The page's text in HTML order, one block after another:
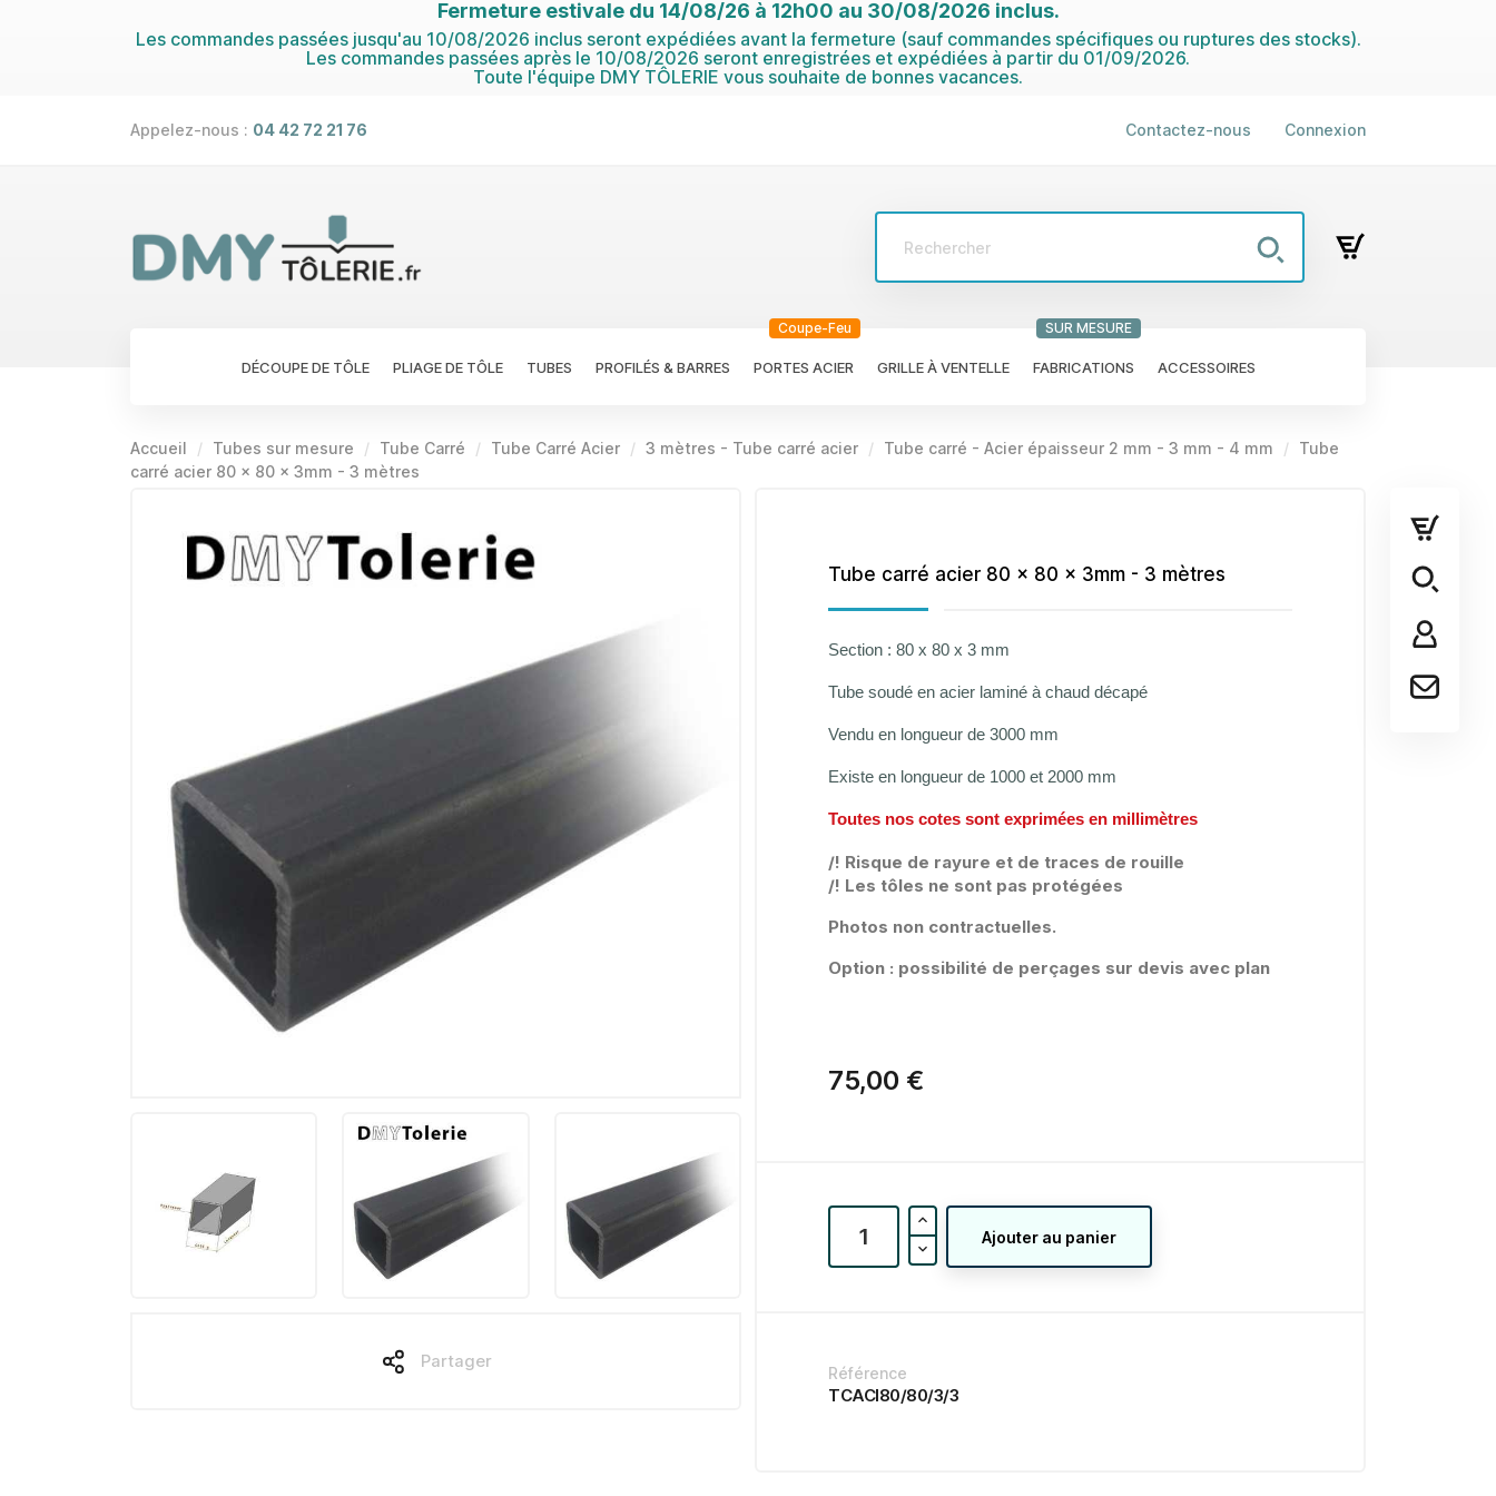
Fermeture estivale du 14/08/26 à 12h00 au 30/08/2026 inclus.
Les commandes passées jusqu'au 10/08/2026 inclus seront expédiées avant la fermeture (sauf commandes spécifiques ou ruptures des stocks).
Les commandes passées après le 10/08/2026 seront enregistrées et expédiées à partir du 01/09/2026.
Toute l'équipe DMY TÔLERIE vous souhaite de bonnes vacances.
Appelez-nous : 04 42 72 21 76 Contactez-nous Connexion
DÉCOUPE DE TÔLE PLIAGE DE TÔLE TUBES PROFILÉS & BARRES PORTES ACIER
Coupe-Feu
GRILLE À VENTELLE FABRICATIONS
SUR MESURE
ACCESSOIRES
Accueil Tubes sur mesure Tube Carré Tube Carré Acier 3 mètres - Tube carré acier Tube carré - Acier épaisseur 2 mm - 3 mm - 4 mm
Tube
carré acier 80 x 80 x 3mm - 3 mètres
Partager
Tube carré acier 80 x 80 x 3mm - 3 mètres
Section : 80 x 80 x 3 mm
Tube soudé en acier laminé à chaud décapé
Vendu en longueur de 3000 mm
Existe en longueur de 1000 et 2000 mm
Toutes nos cotes sont exprimées en millimètres
/! Risque de rayure et de traces de rouille
/! Les tôles ne sont pas protégées
Photos non contractuelles.
Option : possibilité de perçages sur devis avec plan
75,00 €
Ajouter au panier
Référence
TCACI80/80/3/3